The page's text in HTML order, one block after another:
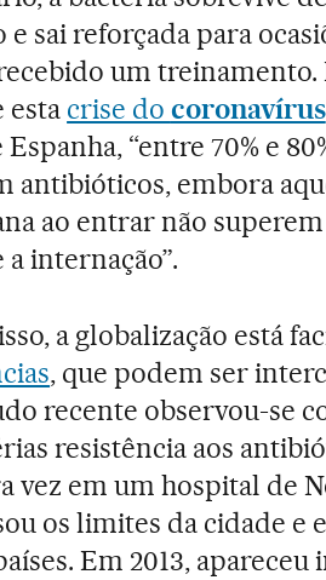
e sai reforçada para
um
esta crise do coronavírus
“entre 70% e
antibióticos, embora
ao entrar não superem
internação”.
a globalização está
, que podem ser
recente observou-se
resistência aos
vez em um hospital de
os limites da cidade e
Em 2013,